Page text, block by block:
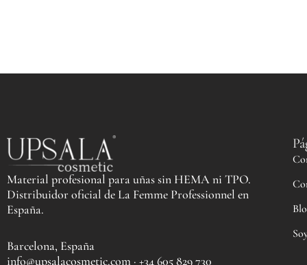
Material profesional para uñas sin HEMA ni TPO.
Distribuidor oficial de La Femme Professionnel en
España.
Barcelona, España
info@upsalacosmetic.com · +34 605 829 730